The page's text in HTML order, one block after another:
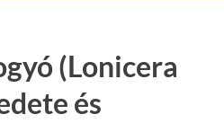
(Lonicera
és